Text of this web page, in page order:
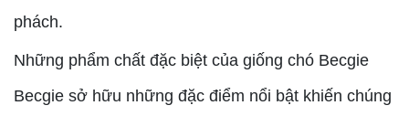
phách.
Những phẩm chất đặc biệt của giống chó Becgie
Becgie sở hữu những đặc điểm nổi bật khiến chúng